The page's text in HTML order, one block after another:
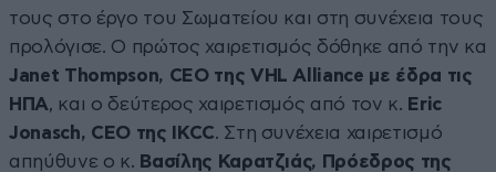
τους στο έργο του Σωματείου και στη συνέχεια τους
προλόγισε. Ο πρώτος χαιρετισμός δόθηκε από την κα
Janet Thompson, CEO της VHL Alliance με έδρα τις
ΗΠΑ, και ο δεύτερος χαιρετισμός από τον κ. Eric
Jonasch, CEO της IKCC. Στη συνέχεια χαιρετισμό
απηύθυνε ο κ. Βασίλης Καρατζιάς, Πρόεδρος της